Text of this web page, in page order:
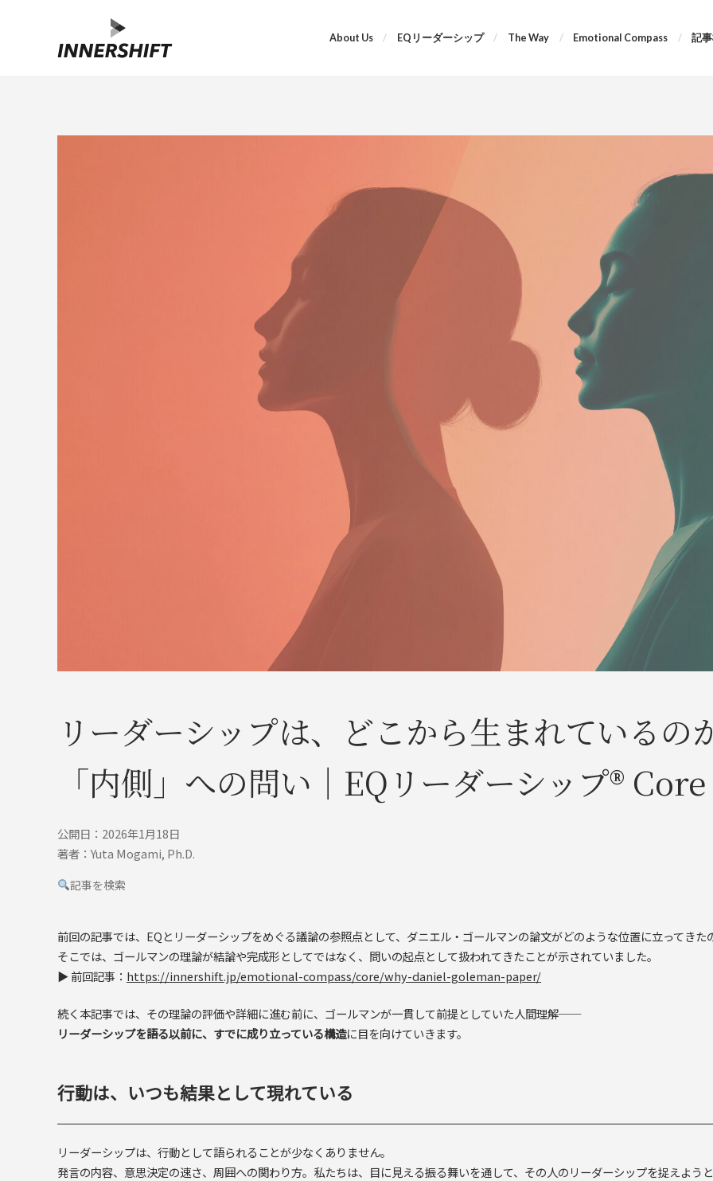
About Us EQリーダーシップ The Way Emotional Compass 記
リーダーシップは、どこから生まれているの
「内側」への問い｜EQリーダーシップ®︎ Core
公開日：2026年1月18日
著者：Yuta Mogami, Ph.D.
記事を検索
前回の記事では、EQとリーダーシップをめぐる議論の参照点として、ダニエル・ゴールマンの論文がどのような位置に立ってきた
そこでは、ゴールマンの理論が結論や完成形としてではなく、問いの起点として扱われてきたことが示されていました。
▶ 前回記事： https://innershift.jp/emotional-compass/core/why-daniel-goleman-paper/
続く本記事では、その理論の評価や詳細に進む前に、ゴールマンが一貫して前提としていた人間理解──
リーダーシップを語る以前に、すでに成り立っている構造に目を向けていきます。
行動は、いつも結果として現れている
リーダーシップは、行動として語られることが少なくありません。
発言の内容、意思決定の速さ、周囲への関わり方。私たちは、目に見える振る舞いを通して、その人のリーダーシップを捉えようと